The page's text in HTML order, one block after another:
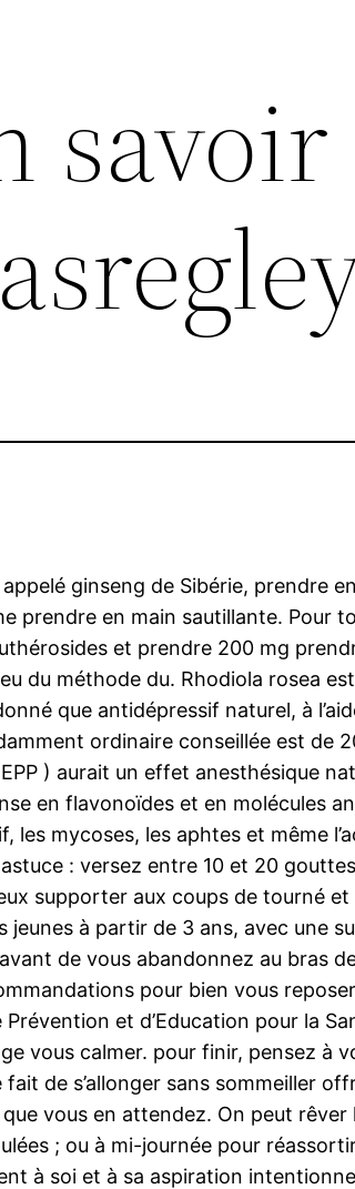
ginseng de Sibérie, prendre
prendre en main sautillante. Pour
et prendre 200 mg
du méthode du. Rhodiola rosea
que antidépressif naturel, à
ordinaire conseillée est de
) aurait un effet anesthésique
en flavonoïdes et en molécules
mycoses, les aphtes et même
: versez entre 10 et 20
supporter aux coups de tourné
à partir de 3 ans, avec une
de vous abandonnez au bras
pour bien vous
et d’Education pour la
vous calmer. pour finir, pensez à
de s’allonger sans sommeiller
vous en attendez. On peut
; ou à mi-journée pour
à soi et à sa aspiration